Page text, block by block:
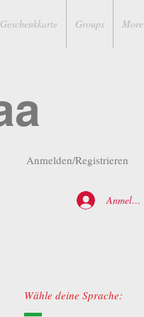
Geschenkkarte Groups More
Anmelden/Registrieren
Anmelden
Wähle deine Sprache: